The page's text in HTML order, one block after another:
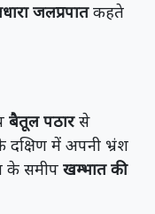
जलप्रपातकहते
बैतूल पठारसे
दक्षिण में अपनी भ्रंश
के समीप खम्भात की